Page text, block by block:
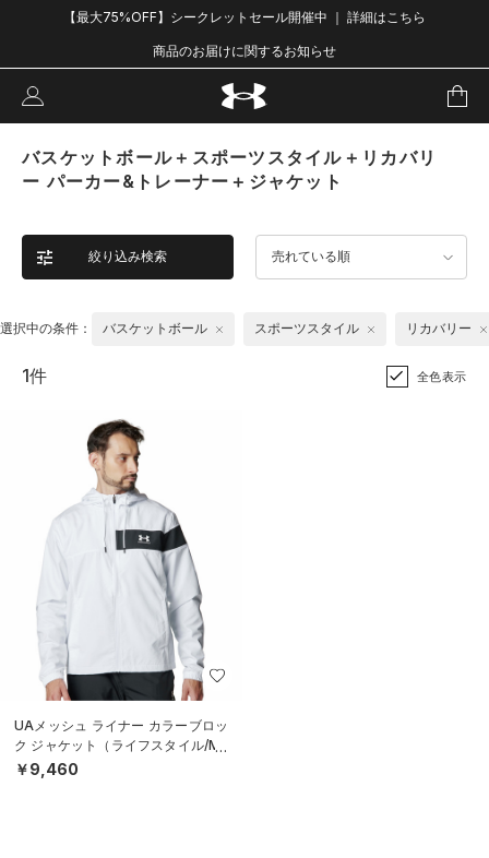
【最大75%OFF】シークレットセール開催中 ｜ 詳細はこちら
商品のお届けに関するお知らせ
バスケットボール＋スポーツスタイル＋リカバリ
ー パーカー&トレーナー＋ジャケット
絞り込み検索 売れている順
選択中の条件： バスケットボール スポーツスタイル リカバリー
1件 全色表示
UAメッシュ ライナー カラーブロッ
ク ジャケット（ライフスタイル/ME
N）
￥9,460